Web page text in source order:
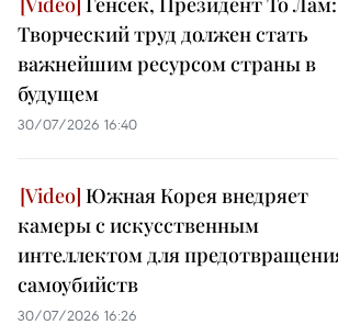
Творческий труд должен стать
важнейшим ресурсом страны в
будущем
30/07/2026 16:40
Южная Корея внедряет
камеры с искусственным
интеллектом для
самоубийств
30/07/2026 16:26